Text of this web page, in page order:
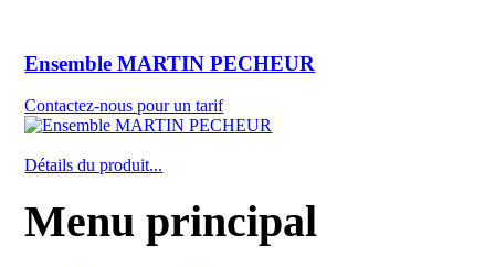
Ensemble MARTIN PECHEUR
Contactez-nous pour un tarif
Détails du produit...
Menu principal